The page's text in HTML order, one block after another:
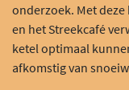
onderzoek. Met
en het Streekcafé
ketel optimaal
afkomstig van